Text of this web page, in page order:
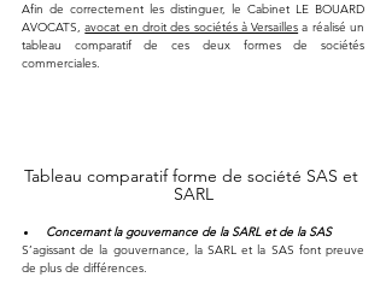
Afin de correctement les distinguer, le Cabinet LE BOUARD
AVOCATS, avocat en droit des sociétés à Versailles a réalisé un
tableau comparatif de ces deux formes de sociétés
commerciales.
Tableau comparatif forme de société SAS et
SARL
Concernant la gouvernance de la SARL et de la SAS
S’agissant de la gouvernance, la SARL et la SAS font preuve
de plus de différences.